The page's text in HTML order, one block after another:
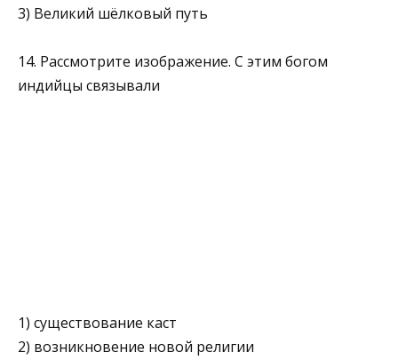
3) Великий шёлковый путь
14. Рассмотрите изображение. С этим богом
индийцы связы­вали
1) существование каст
2) возникновение новой религии